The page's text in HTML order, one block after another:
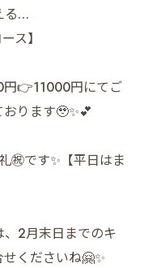
る…
ス】
円👉11000円にてご
ります🥹✨💕
㊗️です✨【平日はま
2月末日までのキ
くださいね🤗✨